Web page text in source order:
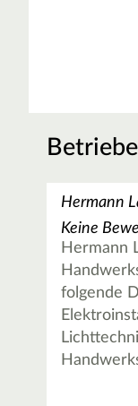
Hermann
Keine
Hermann
folgende